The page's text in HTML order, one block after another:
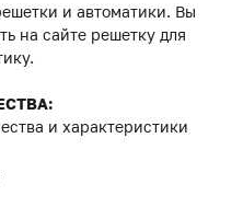
и автоматики. Вы
на сайте решетку для
и характеристики